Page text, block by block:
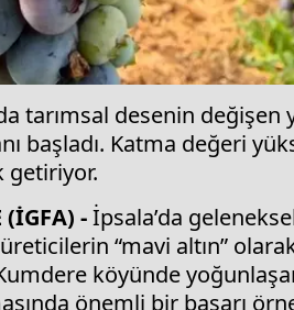
tarımsal desenin
başladı. Katma değeri
getiriyor.
-İpsala’da
“mavi altın”
köyünde
önemli bir başarı